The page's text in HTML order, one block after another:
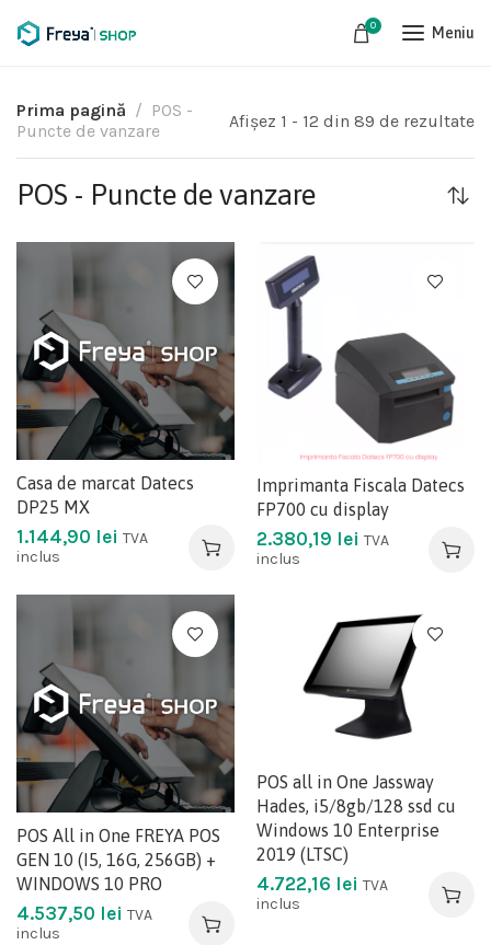
0 Meniu
Prima pagină
POS -
Puncte de vanzare
Afișez 1 - 12 din 89 de rezultate
POS - Puncte de vanzare
Casa de marcat Datecs
DP25 MX
1.144,90 lei TVA
inclus
Imprimanta Fiscala Datecs
FP700 cu display
2.380,19 lei TVA
inclus
POS All in One FREYA POS
GEN 10 (I5, 16G, 256GB) +
WINDOWS 10 PRO
4.537,50 lei TVA
inclus
POS all in One Jassway
Hades, i5/8gb/128 ssd cu
Windows 10 Enterprise
2019 (LTSC)
4.722,16 lei TVA
inclus